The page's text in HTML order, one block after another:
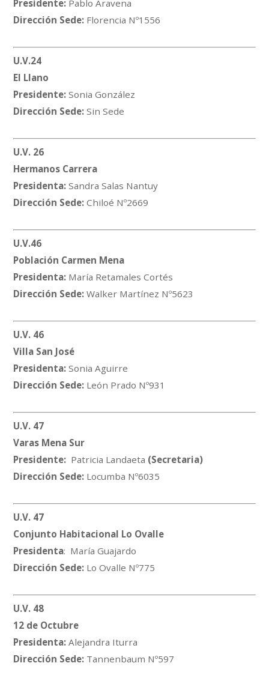
Presidente: Pablo Aravena
Dirección Sede: Florencia Nº1556
U.V.24
El Llano
Presidente:Sonia González
Dirección Sede: Sin Sede
U.V. 26
Hermanos Carrera
Presidenta: Sandra Salas Nantuy
Dirección Sede: Chiloé Nº2669
U.V.46
Población Carmen Mena
Presidenta: María Retamales Cortés
Dirección Sede: Walker Martínez Nº5623
U.V. 46
Villa San José
Presidenta:Sonia Aguirre
Dirección Sede: León Prado Nº931
U.V. 47
Varas Mena Sur
Presidente: Patricia Landaeta (Secretaria)
Dirección Sede: Locumba Nº6035
U.V. 47
Conjunto Habitacional Lo Ovalle
Presidenta: María Guajardo
Dirección Sede: Lo Ovalle Nº775
U.V. 48
12 de Octubre
Presidenta: Alejandra Iturra
Dirección Sede: Tannenbaum Nº597